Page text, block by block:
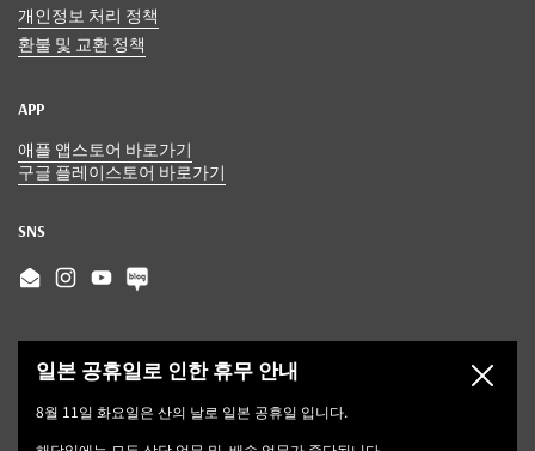
개인정보 처리 정책
환불 및 교환 정책
APP
애플 앱스토어 바로가기
구글 플레이스토어 바로가기
SNS
EmailInstagram
YouTube
일본 공휴일로 인한 휴무 안내
8월 11일 화요일은 산의 날로 일본 공휴일 입니다.
닫기